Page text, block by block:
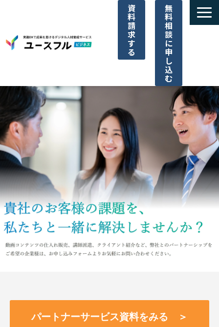
資
料
請
求
す
る
無
料
相
談
に
申
し
込
む
サービス一覧
選ばれる理由
ご利用料金
導入事例一覧
パートナー代理店
パートナーサービス資料をみる ＞